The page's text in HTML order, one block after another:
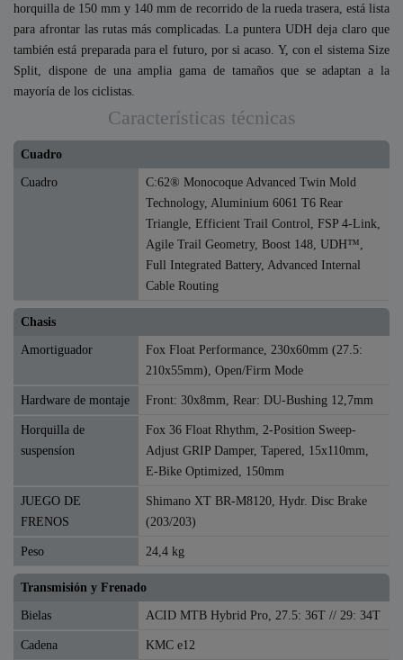
horquilla de 150 mm y 140 mm de recorrido de la rueda trasera, está lista
para afrontar las rutas más complicadas. La puntera UDH deja claro que
también está preparada para el futuro, por si acaso. Y, con el sistema Size
Split, dispone de una amplia gama de tamaños que se adaptan a la
mayoría de los ciclistas.
Características técnicas
Cuadro
Cuadro
C:62® Monocoque Advanced Twin Mold
Technology, Aluminium 6061 T6 Rear
Triangle, Efficient Trail Control, FSP 4-Link,
Agile Trail Geometry, Boost 148, UDH™,
Full Integrated Battery, Advanced Internal
Cable Routing
Chasis
Amortiguador
Fox Float Performance, 230x60mm (27.5:
210x55mm), Open/Firm Mode
Hardware de montaje Front: 30x8mm, Rear: DU-Bushing 12,7mm
Horquilla de
suspensíon
Fox 36 Float Rhythm, 2-Position Sweep-
Adjust GRIP Damper, Tapered, 15x110mm,
E-Bike Optimized, 150mm
JUEGO DE
FRENOS
Shimano XT BR-M8120, Hydr. Disc Brake
(203/203)
Peso 24,4 kg
Transmisión y Frenado
Bielas
ACID MTB Hybrid Pro, 27.5: 36T // 29: 34T
Cadena KMC e12